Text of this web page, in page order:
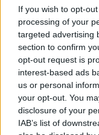
If you wish to opt-
processing of your
targeted advertising
section to confirm
opt-out request is
interest-based ads
us or personal
your opt-out. You
disclosure of your
IAB’s list of
Artigiani
I
Lo
Al via